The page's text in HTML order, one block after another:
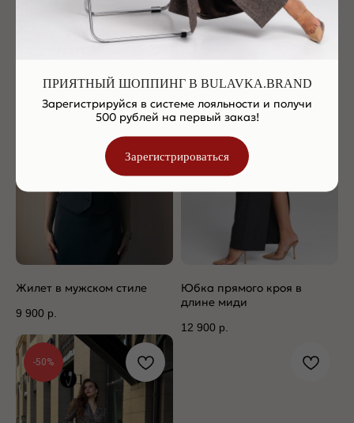
Жакет с мужского плеча Жилет в мужском стиле
Жилет в мужском стиле
9 900 р.
светло-
коричневый
и
коричневый
цвет
Юбка прямого кроя в
длине миди
12 900 р.
-50%
ПРИЯТНЫЙ ШОППИНГ В BULAVKA.BRAND
Зарегистрируйся в системе лояльности и получи
500 рублей на первый заказ!
Зарегистрироваться